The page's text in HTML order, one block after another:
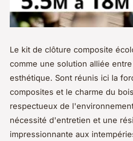
Le kit de clôture composite
comme une solution alliée
esthétique. Sont réunis ici la
composites et le charme du
respectueux de
nécessité d'entretien et une
impressionnante aux